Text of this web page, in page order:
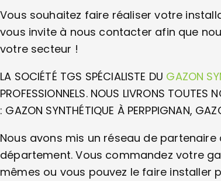
Vous souhaitez faire réaliser votre
vous invite à nous contacter afin que
votre secteur !
LA SOCIÉTÉ TGS SPÉCIALISTE DU GAZON
PROFESSIONNELS. NOUS LIVRONS TOUTES
: GAZON SYNTHÉTIQUE À PERPPIGNAN,
Nous avons mis un réseau de
département. Vous commandez votre
mêmes ou vous pouvez le faire installer